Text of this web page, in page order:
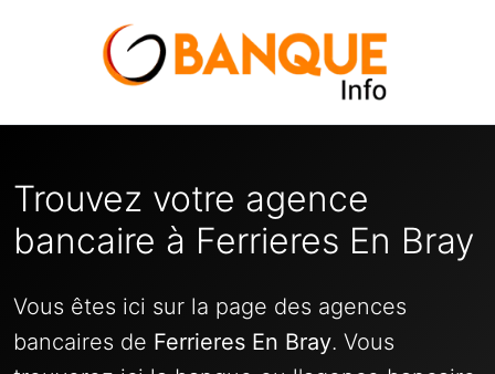
Trouvez votre agence
bancaire à Ferrieres En Bray
Vous êtes ici sur la page des agences
bancaires de Ferrieres En Bray. Vous